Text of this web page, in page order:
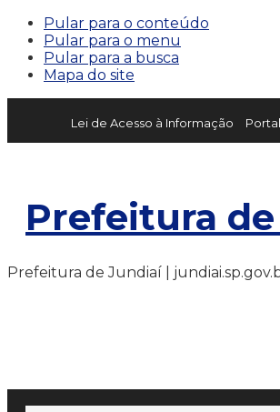
Pular para o conteúdo
Pular para o menu
Pular para a busca
Mapa do site
Lei de Acesso à Informação
Prefeitura
Prefeitura de Jundiaí |